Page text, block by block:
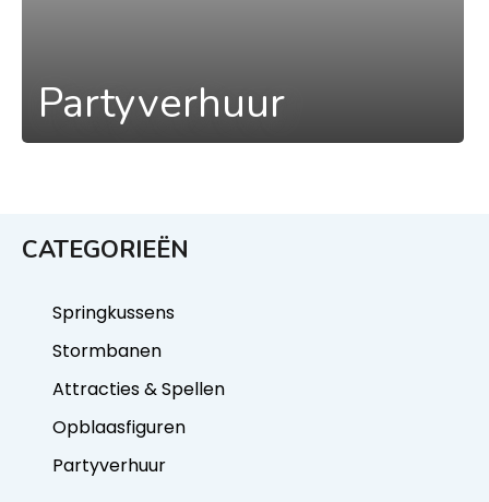
Partyverhuur
CATEGORIEËN
Springkussens
Stormbanen
Attracties & Spellen
Opblaasfiguren
Partyverhuur